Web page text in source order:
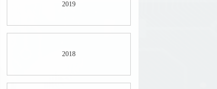
2019
2018